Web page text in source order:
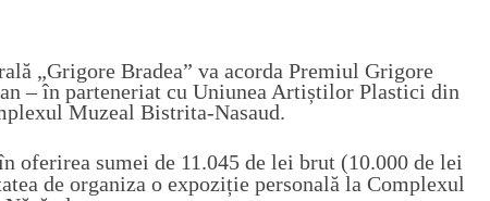
„Grigore Bradea” va acorda Premiul Grigore
– în parteneriat cu Uniunea Artiștilor Plastici din
Muzeal Bistrita-Nasaud.
oferirea sumei de 11.045 de lei brut (10.000 de lei
de organiza o expoziție personală la Complexul